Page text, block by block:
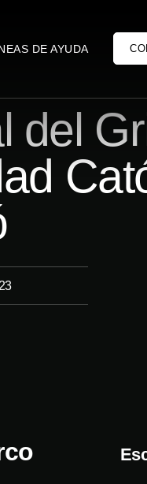
DE AYUDA
del